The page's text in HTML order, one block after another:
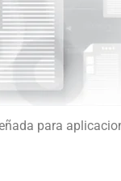
para